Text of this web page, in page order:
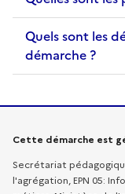
Quels sont les
démarche ?
Cette démarche est
Secrétariat
l'agrégation, EPN 05: